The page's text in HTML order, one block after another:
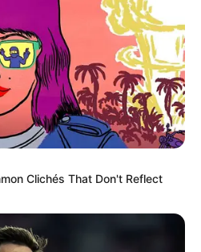
Clichés That Don't Reflect